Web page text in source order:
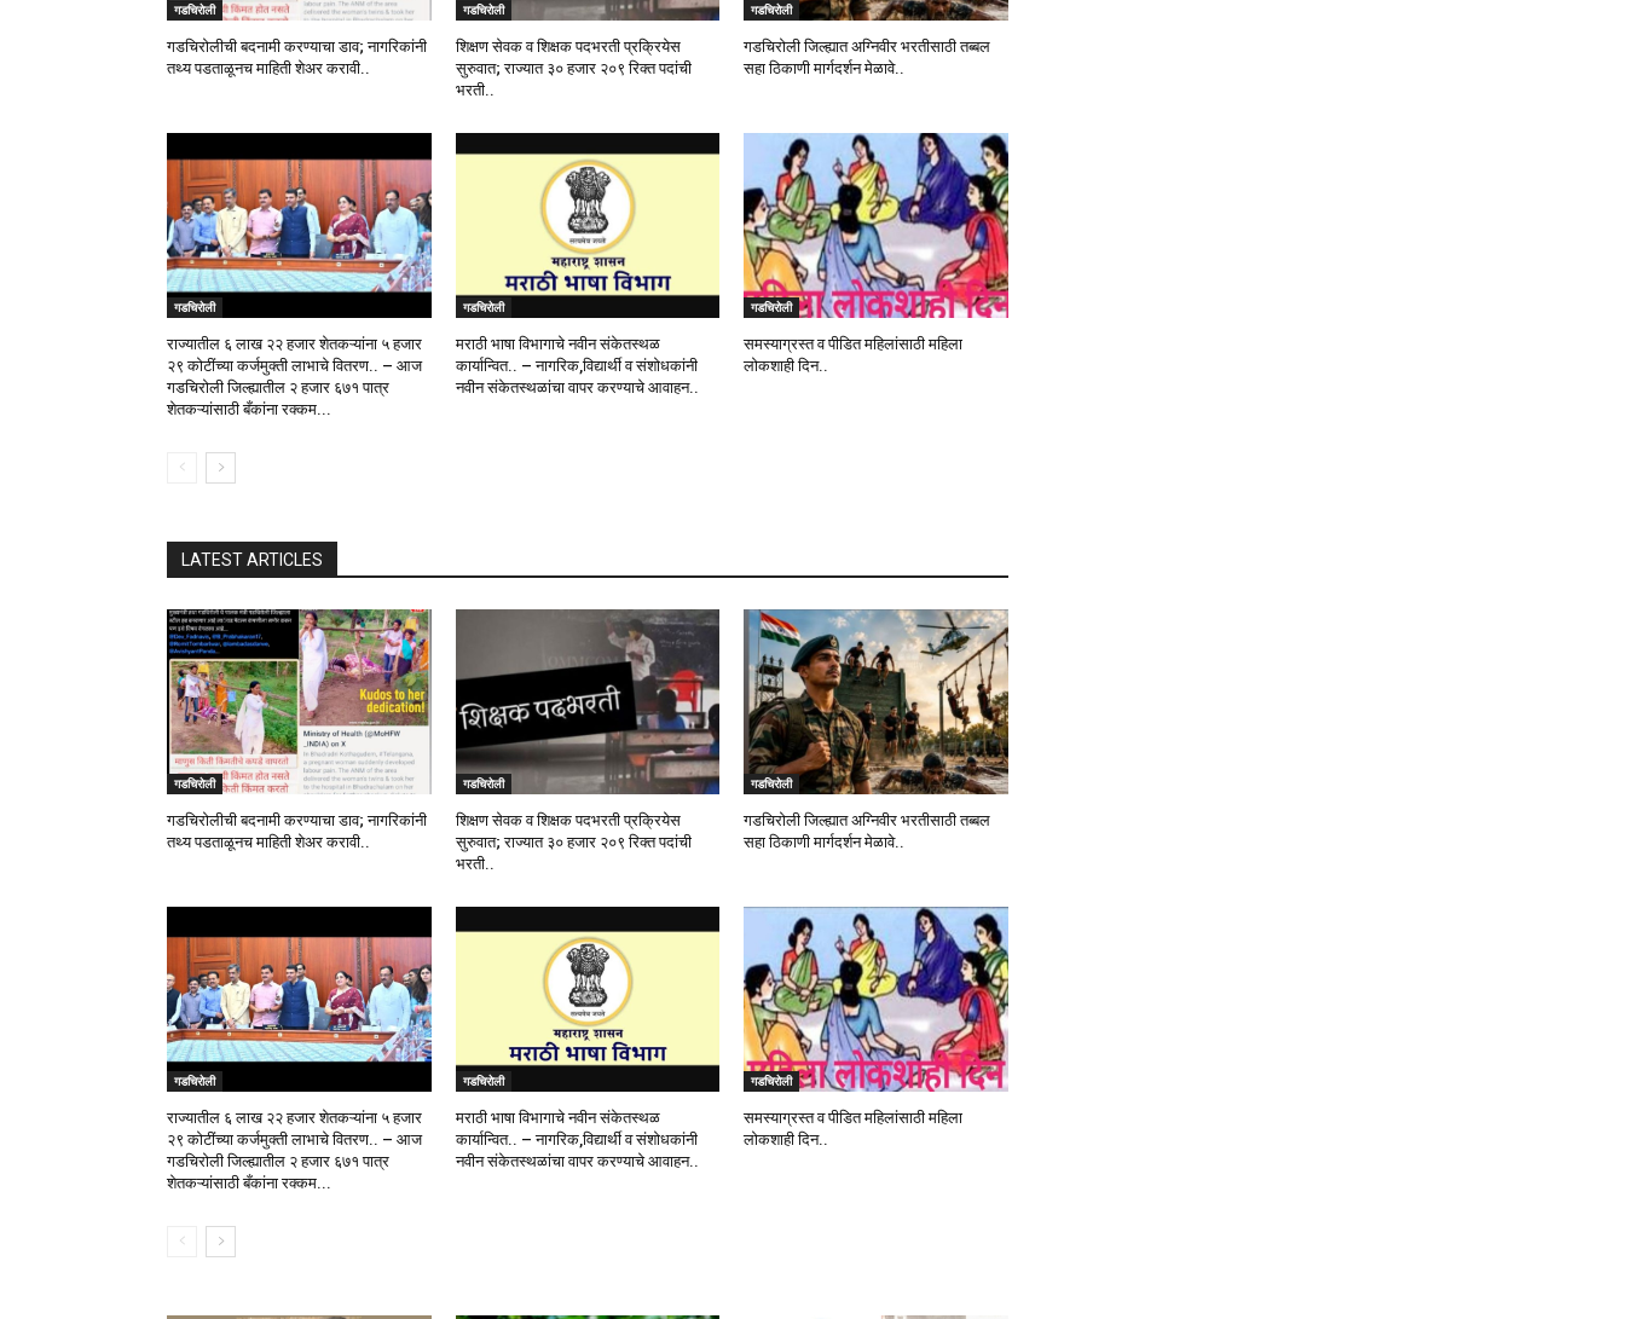
गडचिरोली
गडचिरोलीची बदनामी करण्याचा डाव; नागरिकांनी
तथ्य पडताळूनच माहिती शेअर करावी..
गडचिरोली
शिक्षण सेवक व शिक्षक पदभरती प्रक्रियेस
सुरुवात; राज्यात ३० हजार २०९ रिक्त पदांची
भरती..
गडचिरोली
गडचिरोली जिल्ह्यात अग्निवीर भरतीसाठी तब्बल
सहा ठिकाणी मार्गदर्शन मेळावे..
गडचिरोली
राज्यातील ६ लाख २२ हजार शेतकऱ्यांना ५ हजार
२९ कोटींच्या कर्जमुक्ती लाभाचे वितरण.. – आज
गडचिरोली जिल्ह्यातील २ हजार ६७१ पात्र
शेतकऱ्यांसाठी बँकांना रक्कम...
गडचिरोली
मराठी भाषा विभागाचे नवीन संकेतस्थळ
कार्यान्वित.. – नागरिक,विद्यार्थी व संशोधकांनी
नवीन संकेतस्थळांचा वापर करण्याचे आवाहन..
गडचिरोली
समस्याग्रस्त व पीडित महिलांसाठी महिला
लोकशाही दिन..
LATEST ARTICLES
गडचिरोली
गडचिरोलीची बदनामी करण्याचा डाव; नागरिकांनी
तथ्य पडताळूनच माहिती शेअर करावी..
गडचिरोली
शिक्षण सेवक व शिक्षक पदभरती प्रक्रियेस
सुरुवात; राज्यात ३० हजार २०९ रिक्त पदांची
भरती..
गडचिरोली
गडचिरोली जिल्ह्यात अग्निवीर भरतीसाठी तब्बल
सहा ठिकाणी मार्गदर्शन मेळावे..
गडचिरोली
राज्यातील ६ लाख २२ हजार शेतकऱ्यांना ५ हजार
२९ कोटींच्या कर्जमुक्ती लाभाचे वितरण.. – आज
गडचिरोली जिल्ह्यातील २ हजार ६७१ पात्र
शेतकऱ्यांसाठी बँकांना रक्कम...
गडचिरोली
मराठी भाषा विभागाचे नवीन संकेतस्थळ
कार्यान्वित.. – नागरिक,विद्यार्थी व संशोधकांनी
नवीन संकेतस्थळांचा वापर करण्याचे आवाहन..
गडचिरोली
समस्याग्रस्त व पीडित महिलांसाठी महिला
लोकशाही दिन..